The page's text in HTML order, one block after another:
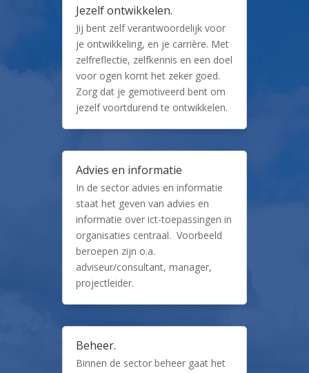
Jezelf ontwikkelen.
Jij bent zelf verantwoordelijk voor
je ontwikkeling, en je carrière. Met
zelfreflectie, zelfkennis en een doel
voor ogen komt het zeker goed.
Zorg dat je gemotiveerd bent om
jezelf voortdurend te ontwikkelen.
Advies en informatie
In de sector advies en informatie
staat het geven van advies en
informatie over ict-toepassingen in
organisaties centraal. Voorbeeld
beroepen zijn o.a.
adviseur/consultant, manager,
projectleider.
Beheer.
Binnen de sector beheer gaat het